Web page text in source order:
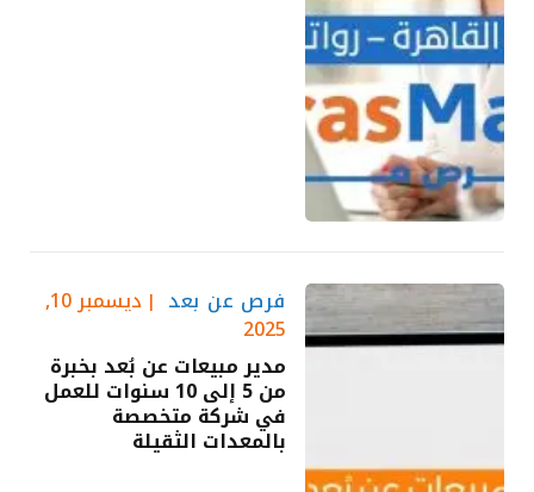
فرص عن بعد ديسمبر 10,
2025
مدير مبيعات عن بُعد بخبرة
من 5 إلى 10 سنوات للعمل
في شركة متخصصة
بالمعدات الثقيلة